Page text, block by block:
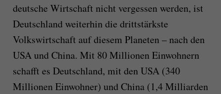
deutsche Wirtschaft nicht vergessen werden, ist
Deutschland weiterhin die drittstärkste
Volkswirtschaft auf diesem Planeten – nach den
USA und China. Mit 80 Millionen Einwohnern
schafft es Deutschland, mit den USA (340
Millionen Einwohner) und China (1,4 Milliarden